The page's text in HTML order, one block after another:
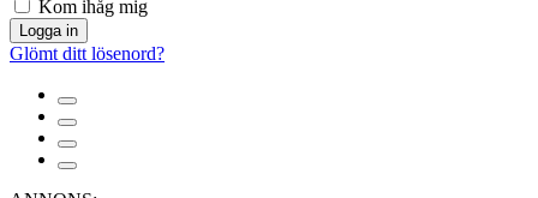
Kom ihåg mig
Logga in
Glömt ditt lösenord?